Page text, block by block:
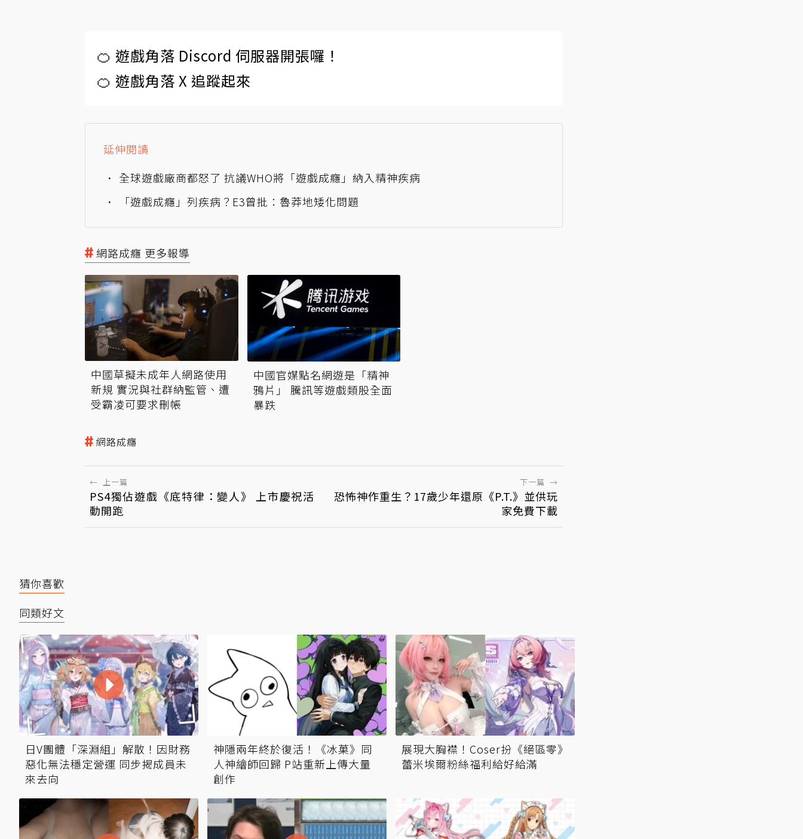
🍊 遊戲角落 Discord 伺服器開張囉！
🍊 遊戲角落 X 追蹤起來
延伸閱讀
全球遊戲廠商都怒了 抗議WHO將「遊戲成癮」納入精神疾病
「遊戲成癮」列疾病？E3曾批：魯莽地矮化問題
網路成癮 更多報導
中國草擬未成年人網路使用
新規 實況與社群納監管、遭
受霸凌可要求刪帳
中國官媒點名網遊是「精神
鴉片」 騰訊等遊戲類股全面
暴跌
網路成癮
← 上一篇
PS4獨佔遊戲《底特律：變人》 上市慶祝活
動開跑
下一篇 →
恐怖神作重生？17歲少年還原《P.T.》並供玩
家免費下載
猜你喜歡
同類好文
日V團體「深淵組」解散！因財務
惡化無法穩定營運 同步揭成員未
來去向
神隱兩年終於復活！《冰菓》同
人神繪師回歸 P站重新上傳大量
創作
展現大胸襟！Coser扮《絕區零》
蕾米埃爾粉絲福利給好給滿